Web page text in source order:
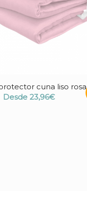
2.00
cuna liso rosa
Desde 23,96€